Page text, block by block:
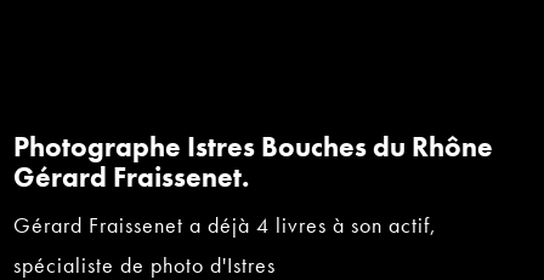
Photographe Istres Bouches du Rhône
Gérard Fraissenet.
Gérard Fraissenet a déjà 4 livres à son actif,
spécialiste de photo d'Istres